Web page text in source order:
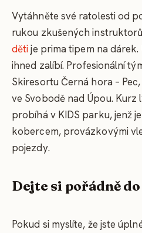
Vytáhněte své ratolesti od
rukou zkušených
dětije prima tipem na
ihned zalíbí. Profesionální
Skiresortu Černá hora –
ve Svobodě nad Úpou. Kurz
probíhá v KIDS parku, jenž
kobercem, provázkovými
pojezdy.
Dejte si pořádně
Pokud si myslíte, že jste